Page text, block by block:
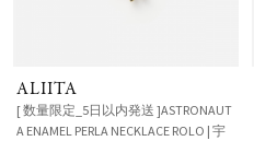
ALIITA
[ 数量限定_5日以内発送 ]ASTRONAUT
A ENAMEL PERLA NECKLACE ROLO | 宇